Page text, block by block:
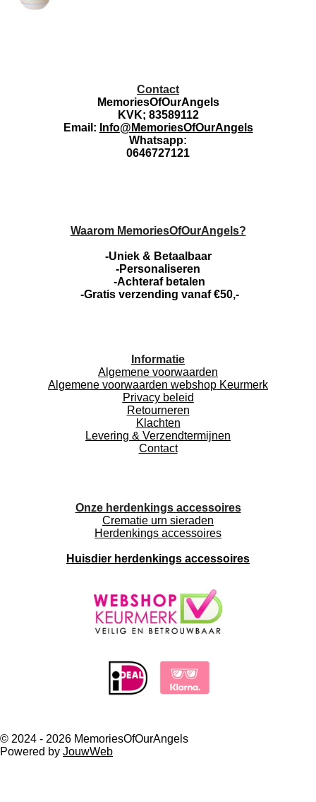
Contact
MemoriesOfOurAngels
KVK; 83589112
Email: Info@MemoriesOfOurAngels
Whatsapp:
0646727121
Waarom MemoriesOfOurAngels?
-Uniek & Betaalbaar
-Personaliseren
-Achteraf betalen
-Gratis verzending vanaf €50,-
Informatie
Algemene voorwaarden
Algemene voorwaarden webshop Keurmerk
Privacy beleid
Retourneren
Klachten
Levering & Verzendtermijnen
Contact
Onze herdenkings accessoires
Crematie urn sieraden
Herdenkings accessoires
Huisdier herdenkings accessoires
© 2024 - 2026 MemoriesOfOurAngels
Powered by JouwWeb